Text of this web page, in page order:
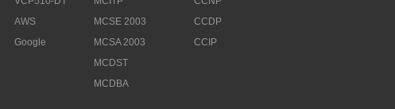
AWS
Google
MCSE 2003
MCSA 2003
MCDST
MCDBA
CCDP
CCIP